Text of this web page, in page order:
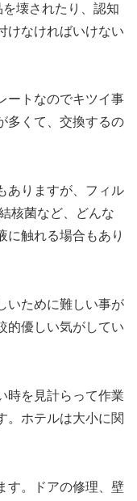
壊されたり、認知
けなければいけない
ートなのでキツイ事
多くて、交換するの
ありますが、フィル
核菌など、どんな
に触れる場合もあり
いために難しい事が
的優しい気がしてい
時を見計らって作業
。ホテルは大小に関
す。ドアの修理、壁